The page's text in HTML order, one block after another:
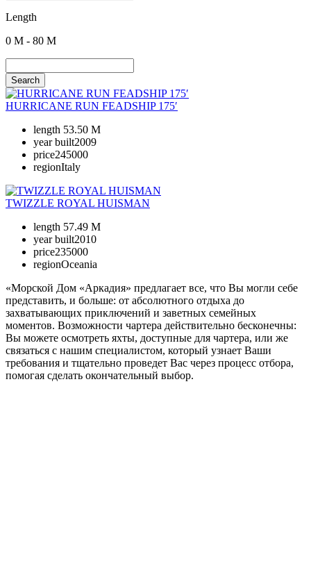
Length
0 M - 80 M
Search
HURRICANE RUN FEADSHIP 175′
length 53.50 M
year built2009
price245000
regionItaly
TWIZZLE ROYAL HUISMAN
length 57.49 M
year built2010
price235000
regionOceania
«Морской Дом «Аркадия» предлагает все, что Вы могли себе
представить, и больше: от абсолютного отдыха до
захватывающих приключений и заветных семейных
моментов. Возможности чартера действительно бесконечны:
Вы можете осмотреть яхты, доступные для чартера, или же
связаться с нашим специалистом, который узнает Ваши
требования и тщательно проведет Вас через процесс отбора,
помогая сделать окончательный выбор.